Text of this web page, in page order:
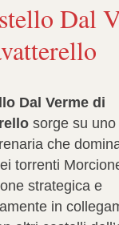
Dal
Dal Verme di
sorge su
che
torrenti
strategica e
in